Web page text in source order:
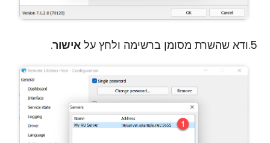
ודא שהשרת מסומן ברשימה ולחץ על אישור.